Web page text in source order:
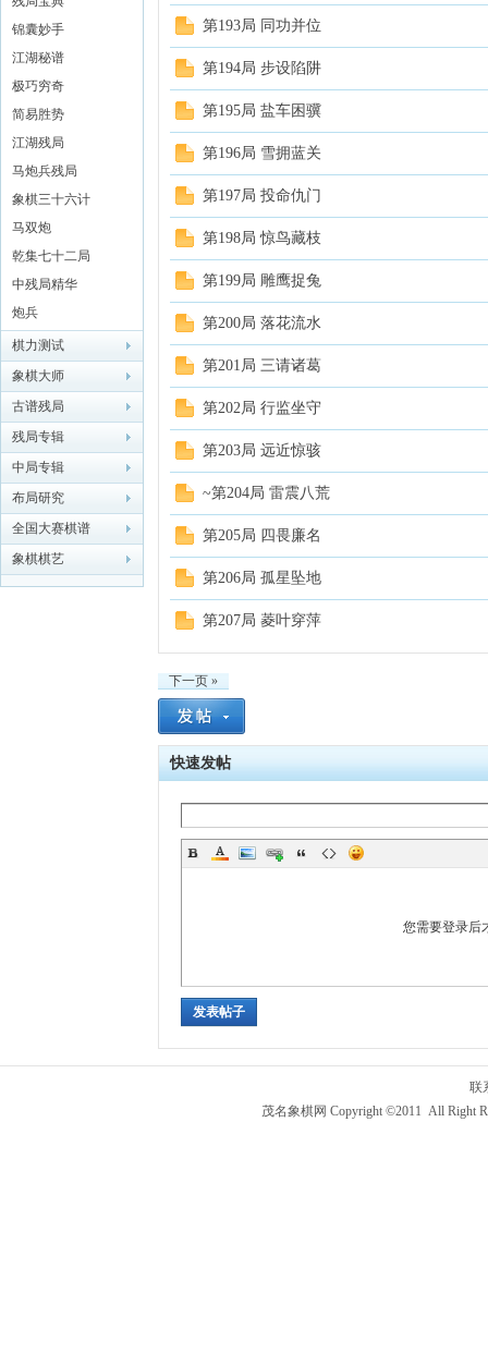
网
锦囊妙手
江湖秘谱
极巧穷奇
简易胜势
江湖残局
马炮兵残局
象棋三十六计
马双炮
乾集七十二局
中残局精华
炮兵
棋力测试
象棋大师
古谱残局
残局专辑
中局专辑
布局研究
全国大赛棋谱
象棋棋艺
第193局 同功并位
第194局 步设陷阱
第195局 盐车困骥
第196局 雪拥蓝关
第197局 投命仇门
第198局 惊鸟藏枝
第199局 雕鹰捉兔
第200局 落花流水
第201局 三请诸葛
第202局 行监坐守
第203局 远近惊骇
~第204局 雷震八荒
第205局 四畏廉名
第206局 孤星坠地
第207局 菱叶穿萍
下一页 »
快速发帖
您需要登录后
发表帖子
联
茂名象棋网 Copyright ©2011 All Right